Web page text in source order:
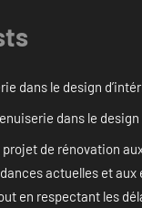
dans le design
dans le
de rénovation
actuelles et aux
en respectant les